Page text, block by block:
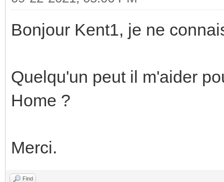
Bonjour Kent1, je ne
Quelqu'un peut il m'aider
Home ?
Merci.
Find